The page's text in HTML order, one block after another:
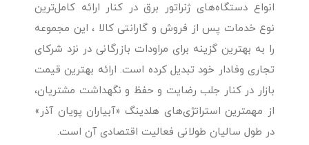
انواع دستگاه‌های ژنراتور برق در کنار ارائه کامل‌ترین
نوع خدمات پس از فروش و گارانتی کالا ، این مجموعه
را به بهترین گزینه برای مراودات بازرگانی در نزد شرکای
تجاری وفادار خود تبدیل کرده است. ارائه بهترین قیمت
بازار در کنار جلب رضایت و حفظ و نگهداشت مشتریان،
از مهمترین استراتژی‌های هلدینگ «آبیاران پویان آذر»
در طول سالیان طولانی فعالیت اقتصادی آن است.